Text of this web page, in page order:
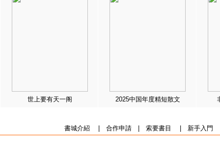
世上要有天一阁 2025中国年度精短散文
書城介紹 合作申請| 索要書目 新手入門